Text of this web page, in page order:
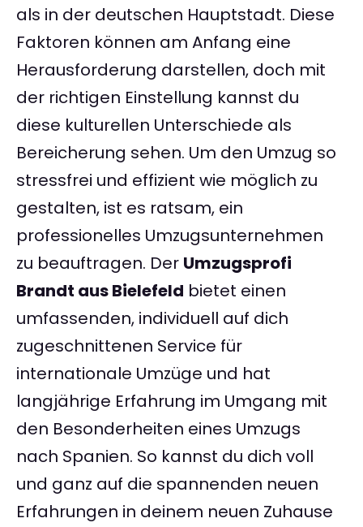
als in der deutschen Hauptstadt. Diese
Faktoren können am Anfang eine
Herausforderung darstellen, doch mit
der richtigen Einstellung kannst du
diese kulturellen Unterschiede als
Bereicherung sehen. Um den Umzug so
stressfrei und effizient wie möglich zu
gestalten, ist es ratsam, ein
professionelles Umzugsunternehmen
zu beauftragen. Der Umzugsprofi
Brandt aus Bielefeld bietet einen
umfassenden, individuell auf dich
zugeschnittenen Service für
internationale Umzüge und hat
langjährige Erfahrung im Umgang mit
den Besonderheiten eines Umzugs
nach Spanien. So kannst du dich voll
und ganz auf die spannenden neuen
Erfahrungen in deinem neuen Zuhause